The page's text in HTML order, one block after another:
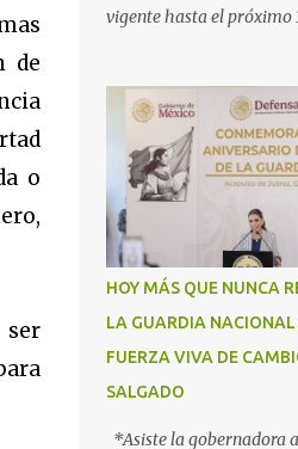
de
o
vigente hasta el próximo
a los connacionales que
*“Guerrero está listo
corazón y con los brazos
gobernadora Acapulco,
2025.- Con el objetivo de
y proteger durante su
tránsito por el territorio
migrantes que retornan
esta temporada de
Evelyn Salgado Pineda y
Instituto Nacional de
HOY MÁS QUE NUNCA
LA GUARDIA
FUERZA VIVA DE
SALGADO
*Asiste la gobernadora